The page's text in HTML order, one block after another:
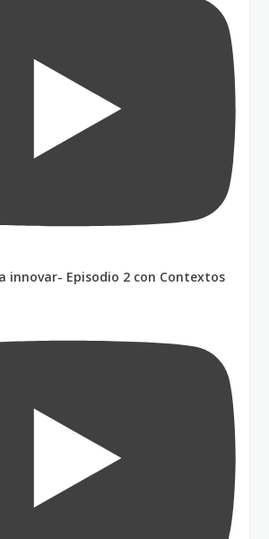
innovar- Episodio 2 con Contextos